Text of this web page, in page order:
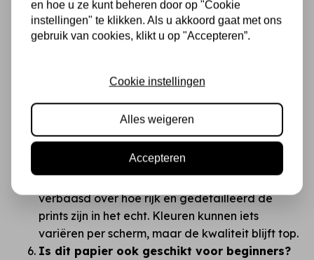
Tip: eerst bladeren en combineren, daarna pas
knippen!
Wat maakt Stamperia beter dan
Het verschil zit in alles: dikte, printkwaliteit,
kleurintensiteit en de manier waarop het papier
aanvoelt. Je merkt direct dat dit geen "budget"
materiaal is, maar een creatief canvas.
Zijn de kleuren in het echt zoals op de
Meestal zelfs mooier! Klanten zijn vaak
verbaasd over hoe rijk en gedetailleerd de
prints zijn in het echt. Kleuren kunnen iets
variëren per scherm, maar de kwaliteit blijft top.
Is dit papier ook geschikt voor beginners?
en hoe u ze kunt beheren door op "Cookie
instellingen" te klikken. Als u akkoord gaat met ons
gebruik van cookies, klikt u op "Accepteren”.
Cookie instellingen
Alles weigeren
Accepteren